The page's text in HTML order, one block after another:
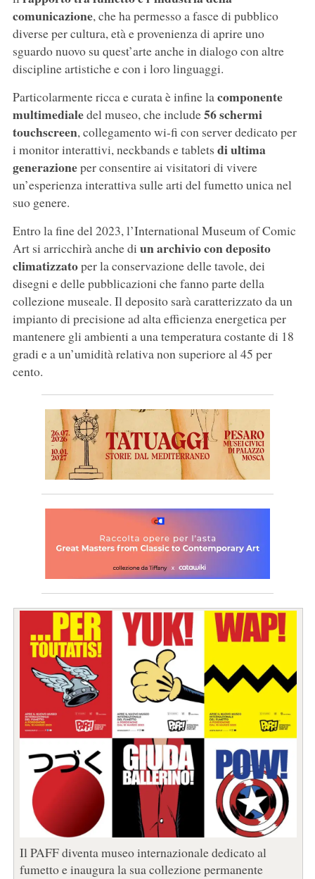
comunicazione, che ha permesso a fasce di pubblico
diverse per cultura, età e provenienza di aprire uno
sguardo nuovo su quest’arte anche in dialogo con altre
discipline artistiche e con i loro linguaggi.
Particolarmente ricca e curata è infine lacomponente
multimedialedel museo, che include56 schermi
touchscreen, collegamento wi-fi con server dedicato per
i monitor interattivi, neckbands e tablets di ultima
generazioneper consentire ai visitatori di vivere
un’esperienza interattiva sulle arti del fumetto unica nel
suo genere.
Entro la fine del 2023, l’International Museum of Comic
Art si arricchirà anche di un archivio con deposito
climatizzatoper la conservazione delle tavole, dei
disegni e delle pubblicazioni che fanno parte della
collezione museale. Il deposito sarà caratterizzato da un
impianto di precisione ad alta efficienza energetica per
mantenere gli ambienti a una temperatura costante di 18
gradi e a un’umidità relativa non superiore al 45 per
cento.
Il PAFF diventa museo internazionale dedicato al
fumetto e inaugura la sua collezione permanente